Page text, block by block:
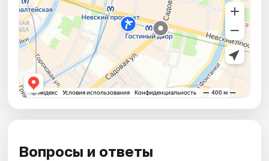
Вопросы и ответы